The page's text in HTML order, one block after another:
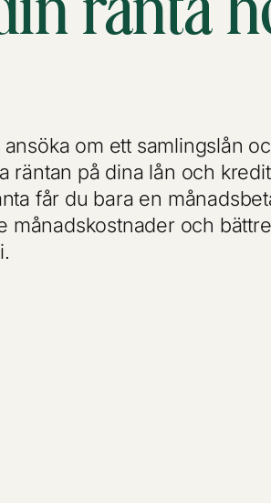
ränta
ansöka om ett samlingslån
räntan på dina lån och
får du bara en
månadskostnader och